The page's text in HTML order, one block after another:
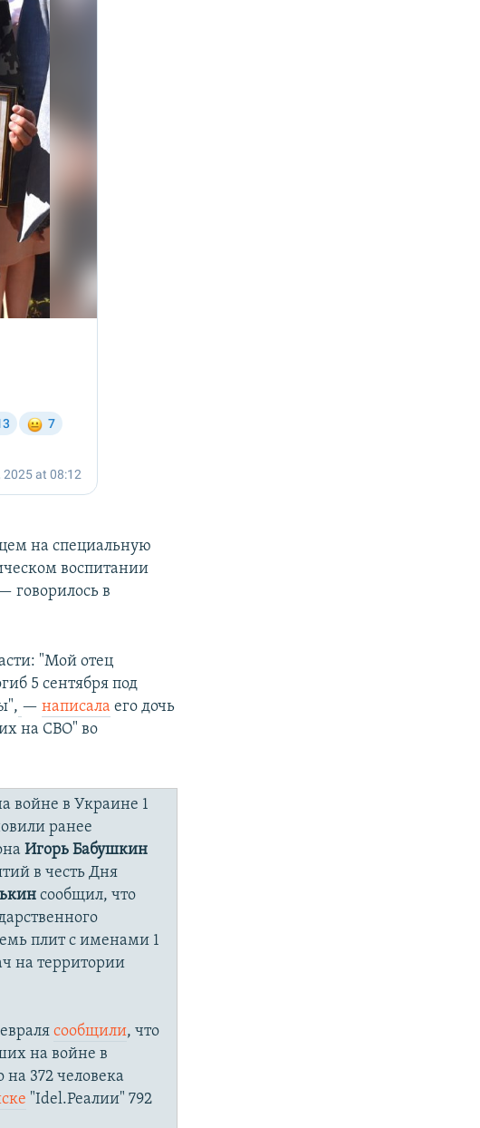
на специальную
воспитании
говорилось в
"Мой отец
5 сентября под
— написала его дочь
на СВО" во
войне в Украине 1
ранее
Игорь Бабушкин
в честь Дня
сообщил, что
плит с именами 1
на территории
сообщили, что
на войне в
372 человека
"Idel.Реалии" 792